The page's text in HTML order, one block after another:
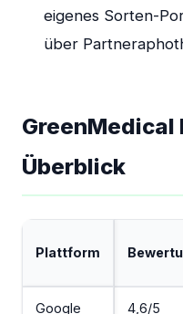
eigenes Sorten-
über
Überblick
Plattform
Google 4,6/5